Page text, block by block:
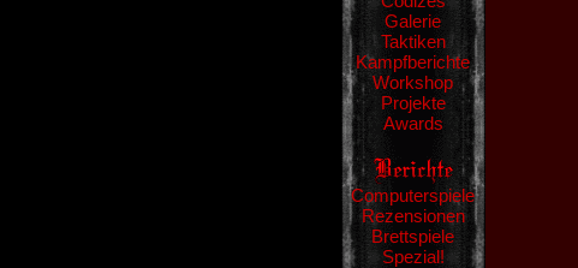
Galerie
Taktiken
Kampfberichte
Workshop
Projekte
Awards
Computerspiele
Rezensionen
Brettspiele
Spezial!